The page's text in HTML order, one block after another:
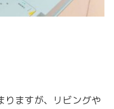
りますが、リビングや